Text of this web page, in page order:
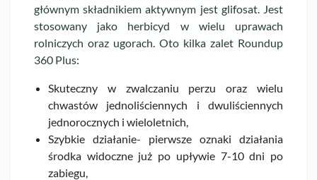
głównym składnikiem aktywnym jest glifosat. Jest
stosowany jako herbicyd w wielu uprawach
rolniczych oraz ugorach. Oto kilka zalet Roundup
360 Plus:
Skuteczny w zwalczaniu perzu oraz wielu
chwastów jednoliściennych i dwuliściennych
jednorocznych i wieloletnich,
Szybkie działanie- pierwsze oznaki działania
środka widoczne już po upływie 7-10 dni po
zabiegu,